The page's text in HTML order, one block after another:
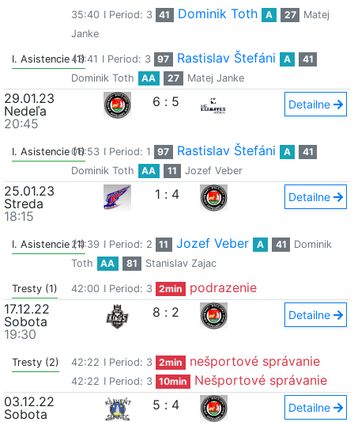
35:40 I Period: 3 41 Dominik Toth A 27
Matej
Janke
I. Asistencie (1)43:41 I Period: 3 97 Rastislav Štefáni A
41
Dominik Toth
AA 27 Matej Janke
29.01.23
Nedeľa
20:45
6 : 5 Detailne
I. Asistencie (1)06:53 I Period: 1 97 Rastislav Štefáni A
41
Dominik Toth
AA 11 Jozef Veber
25.01.23
Streda
18:15
1 : 4 Detailne
I. Asistencie (1)24:39 I Period: 2 11 Jozef Veber A 41
Dominik
Toth
AA 81 Stanislav Zajac
Tresty (1) 42:00 I Period: 3 2min
podrazenie
17.12.22
Sobota
19:30
8 : 2 Detailne
Tresty (2) 42:22 I Period: 3 2min nešportové správanie
42:22 I Period: 3 10min
Nešportové správanie
03.12.22
Sobota
5 : 4 Detailne